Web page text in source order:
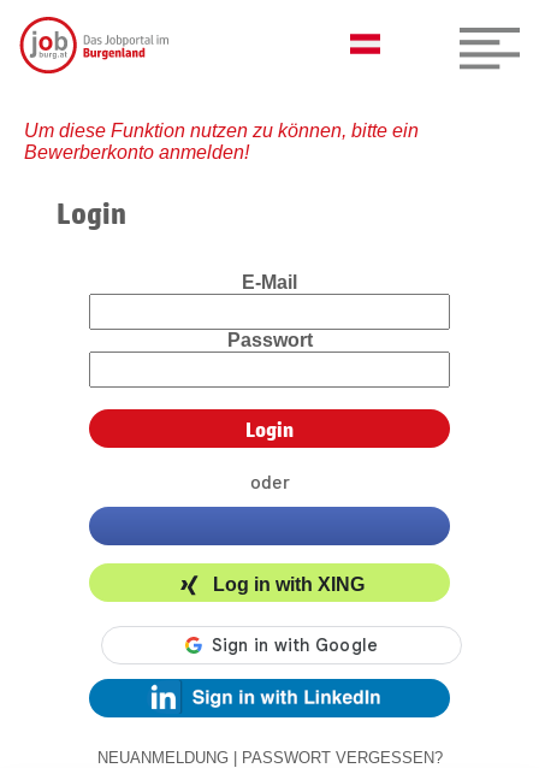
Um diese Funktion nutzen zu können, bitte ein
Bewerberkonto anmelden!
Login
E-Mail
Passwort
oder
Log in with XING
NEUANMELDUNG | PASSWORT VERGESSEN?